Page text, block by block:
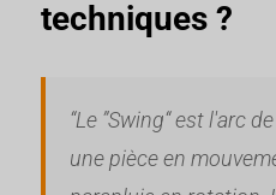
techniques ?
“Le ”Swing“ est l'arc
une pièce en